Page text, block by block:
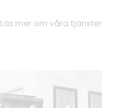
Läs mer om våra tjänster